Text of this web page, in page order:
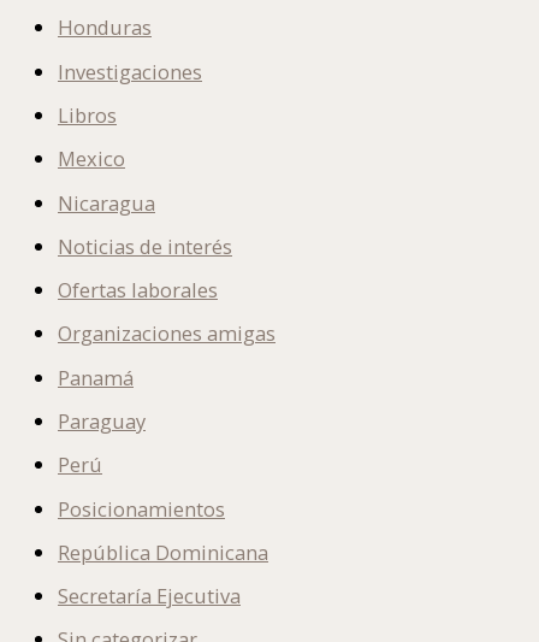
Honduras
Investigaciones
Libros
Mexico
Nicaragua
Noticias de interés
Ofertas laborales
Organizaciones amigas
Panamá
Paraguay
Perú
Posicionamientos
República Dominicana
Secretaría Ejecutiva